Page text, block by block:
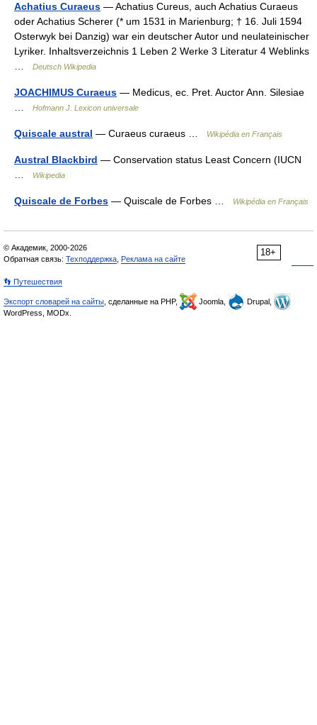
Achatius Curaeus — Achatius Cureus, auch Achatius Curaeus
oder Achatius Scherer (* um 1531 in Marienburg; † 16. Juli 1594
Osterwyk bei Danzig) war ein deutscher Autor und neulateinischer
Lyriker. Inhaltsverzeichnis 1 Leben 2 Werke 3 Literatur 4 Weblinks
Deutsch Wikipedia
JOACHIMUS Curaeus — Medicus, ec. Pret. Auctor Ann. Silesiae
Hofmann J. Lexicon universale
Quiscale austral — Curaeus curaeus … Wikipédia en Français
Austral Blackbird — Conservation status Least Concern (IUCN
Wikipedia
Quiscale de Forbes — Quiscale de Forbes … Wikipédia en Français
18+
© Академик, 2000-2026
Обратная связь: Техподдержка Реклама на сайте
👣 Путешествия
Экспорт словарей на сайты , сделанные на PHP, Joomla,
Drupal,
WordPress, MODx.